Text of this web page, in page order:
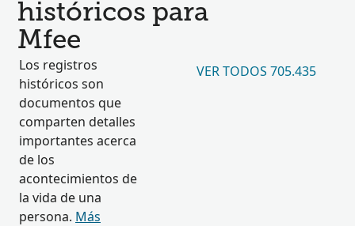
históricos para
Mfee
Los registros
históricos son
documentos que
comparten detalles
importantes acerca
de los
acontecimientos de
la vida de una
persona. Más
VER TODOS 705.435